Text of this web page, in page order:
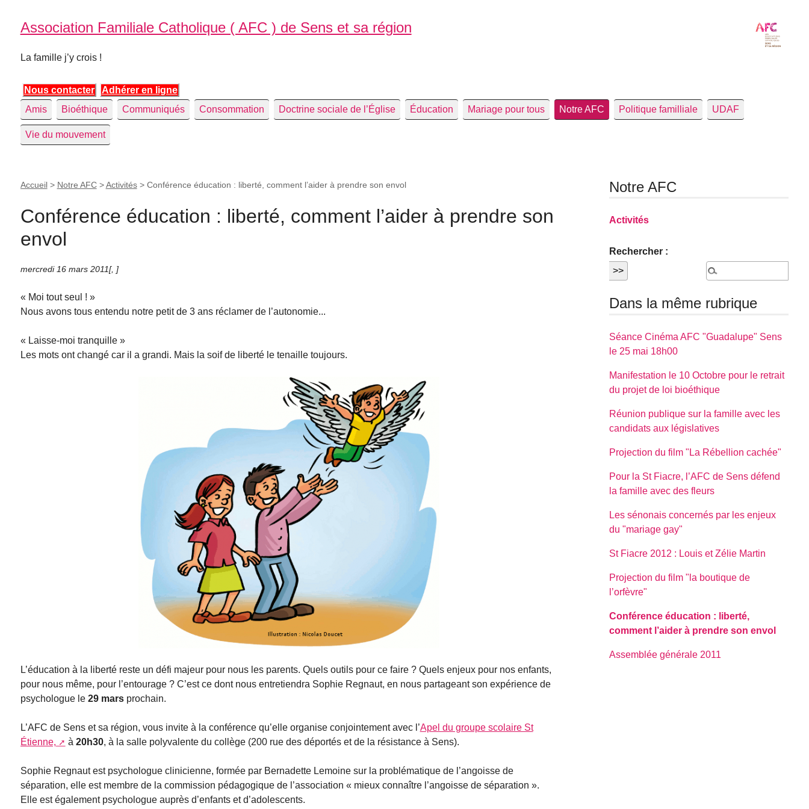
Association Familiale Catholique ( AFC ) de Sens et sa région
La famille j’y crois !
Nous contacter
Adhérer en ligne
Amis
Bioéthique Communiqués Consommation Doctrine sociale de l’Église Éducation Mariage pour tous Notre AFC Politique familliale UDAF
Vie du mouvement
Accueil> Notre AFC>Activités> Conférence éducation : liberté, comment l’aider à prendre son envol
Conférence éducation : liberté, comment l’aider à prendre son
envol
mercredi 16 mars 2011[, ]
« Moi tout seul ! »
Nous avons tous entendu notre petit de 3 ans réclamer de l’autonomie...
« Laisse-moi tranquille »
Les mots ont changé car il a grandi. Mais la soif de liberté le tenaille toujours.
L’éducation à la liberté reste un défi majeur pour nous les parents. Quels outils pour ce faire ? Quels enjeux pour nos enfants,
pour nous même, pour l’entourage ? C’est ce dont nous entretiendra Sophie Regnaut, en nous partageant son expérience de
psychologue le 29 marsprochain.
L’AFC de Sens et sa région, vous invite à la conférence qu’elle organise conjointement avec l’Apel du groupe scolaire St
Étienne,
à 20h30, à la salle polyvalente du collège (200 rue des déportés et de la résistance à Sens).
Sophie Regnaut est psychologue clinicienne, formée par Bernadette Lemoine sur la problématique de l’angoisse de
séparation, elle est membre de la commission pédagogique de l’association « mieux connaître l’angoisse de séparation ».
Elle est également psychologue auprès d’enfants et d’adolescents.
Notre AFC
Activités
Rechercher :
Dans la même rubrique
Séance Cinéma AFC "Guadalupe" Sens
le 25 mai 18h00
Manifestation le 10 Octobre pour le retrait
du projet de loi bioéthique
Réunion publique sur la famille avec les
candidats aux législatives
Projection du film "La Rébellion cachée"
Pour la St Fiacre, l’AFC de Sens défend
la famille avec des fleurs
Les sénonais concernés par les enjeux
du "mariage gay"
St Fiacre 2012 : Louis et Zélie Martin
Projection du film "la boutique de
l’orfèvre"
Conférence éducation : liberté,
comment l’aider à prendre son envol
Assemblée générale 2011